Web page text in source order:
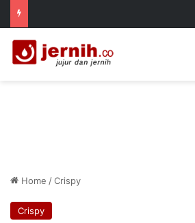
Home /Crispy
Crispy